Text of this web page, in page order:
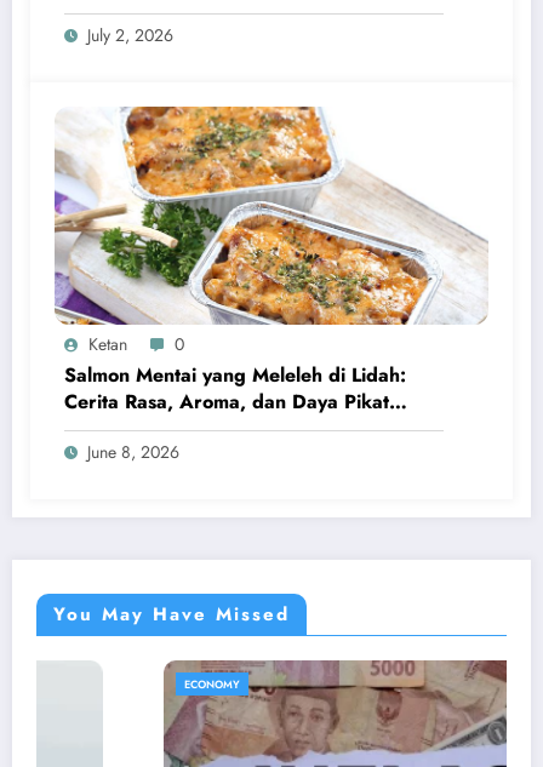
July 2, 2026
Ketan 0
Salmon Mentai yang Meleleh di Lidah:
Cerita Rasa, Aroma, dan Daya Pikat
Kuliner Modern
June 8, 2026
You May Have Missed